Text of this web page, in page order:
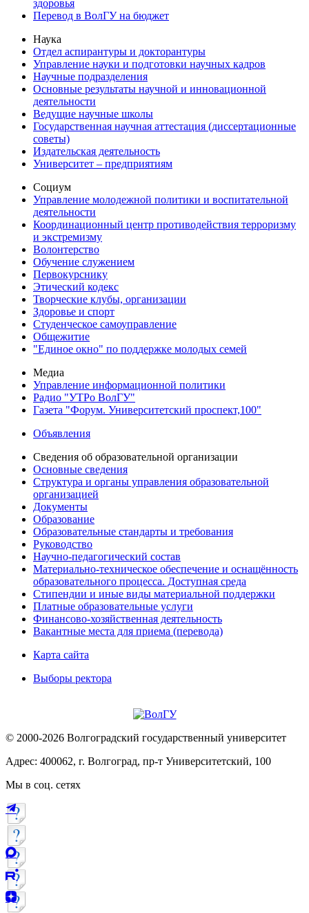
здоровья
Перевод в ВолГУ на бюджет
Наука
Отдел аспирантуры и докторантуры
Управление науки и подготовки научных кадров
Научные подразделения
Основные результаты научной и инновационной
деятельности
Ведущие научные школы
Государственная научная аттестация (диссертационные
советы)
Издательская деятельность
Университет – предприятиям
Социум
Управление молодежной политики и воспитательной
деятельности
Координационный центр противодействия терроризму
и экстремизму
Волонтерство
Обучение служением
Первокурснику
Этический кодекс
Творческие клубы, организации
Здоровье и спорт
Студенческое самоуправление
Общежитие
"Единое окно" по поддержке молодых семей
Медиа
Управление информационной политики
Радио "УТРо ВолГУ"
Газета "Форум. Университетский проспект,100"
Объявления
Сведения об образовательной организации
Основные сведения
Структура и органы управления образовательной
организацией
Документы
Образование
Образовательные стандарты и требования
Руководство
Научно-педагогический состав
Материально-техническое обеспечение и оснащённость
образовательного процесса. Доступная среда
Стипендии и иные виды материальной поддержки
Платные образовательные услуги
Финансово-хозяйственная деятельность
Вакантные места для приема (перевода)
Карта сайта
Выборы ректора
© 2000-2026 Волгоградский государственный университет
Адрес: 400062, г. Волгоград, пр-т Университетский, 100
Мы в соц. сетях